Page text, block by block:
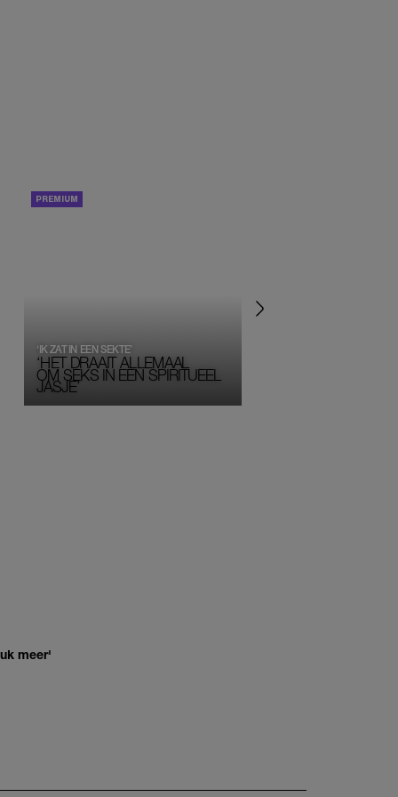
‘HET DRAAIT ALLEMAAL
OM SEKS IN EEN SPIRITUEEL
JASJE’
‘IK ZAT IN EEN SEKTE’
meer'